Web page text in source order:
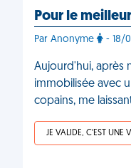
Pour le
Par Anonyme - 18/
Aujourd'hui, après
immobilisée avec
copains, me
JE VALIDE, C'EST UNE